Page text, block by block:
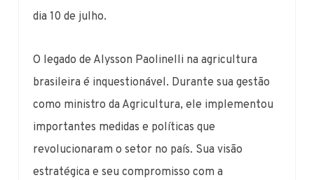
dia 10 de julho.
O legado de Alysson Paolinelli na agricultura
brasileira é inquestionável. Durante sua gestão
como ministro da Agricultura, ele implementou
importantes medidas e políticas que
revolucionaram o setor no país. Sua visão
estratégica e seu compromisso com a